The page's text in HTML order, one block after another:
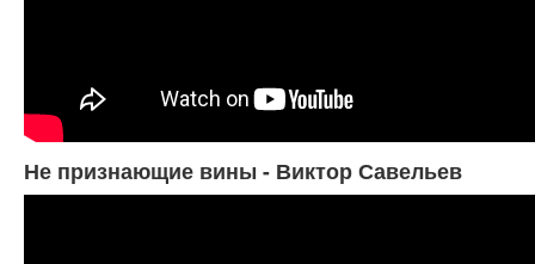
Не признающие вины - Виктор Савельев